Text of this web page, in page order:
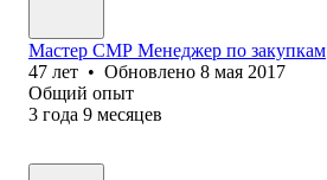
Мастер СМР Менеджер по закупкам
47 лет • Обновлено 8 мая 2017
Общий опыт
3 года 9 месяцев